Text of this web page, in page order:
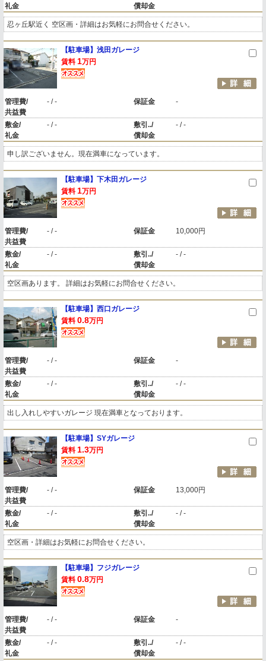
礼金
償却金
忍ヶ丘駅近く 空区画・詳細はお気軽にお問合せください。
【駐車場】浅田ガレージ
賃料 1万円
管理費/
共益費
- / - 保証金 -
敷金/
礼金
- / -
敷引../
償却金
- / -
申し訳ございません。現在満車になっています。
【駐車場】下木田ガレージ
賃料 1万円
管理費/
共益費
- / - 保証金 10,000円
敷金/
礼金
- / -
敷引../
償却金
- / -
空区画あります。 詳細はお気軽にお問合せください。
【駐車場】西口ガレージ
賃料 0.8万円
管理費/
共益費
- / - 保証金 -
敷金/
礼金
- / -
敷引../
償却金
- / -
出し入れしやすいガレージ 現在満車となっております。
【駐車場】SYガレージ
賃料 1.3万円
管理費/
共益費
- / - 保証金 13,000円
敷金/
礼金
- / -
敷引../
償却金
- / -
空区画・詳細はお気軽にお問合せください。
【駐車場】フジガレージ
賃料 0.8万円
管理費/
共益費
- / - 保証金 -
敷金/
礼金
- / -
敷引../
償却金
- / -